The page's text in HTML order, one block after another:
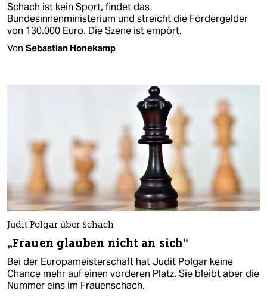
Schach ist kein Sport, findet das
Bundesinnenministerium und streicht die Fördergelder
von 130.000 Euro. Die Szene ist empört.
Von Sebastian Honekamp
Judit Polgar über Schach
„Frauen glauben nicht an sich“
Bei der Europameisterschaft hat Judit Polgar keine
Chance mehr auf einen vorderen Platz. Sie bleibt aber die
Nummer eins im Frauenschach.